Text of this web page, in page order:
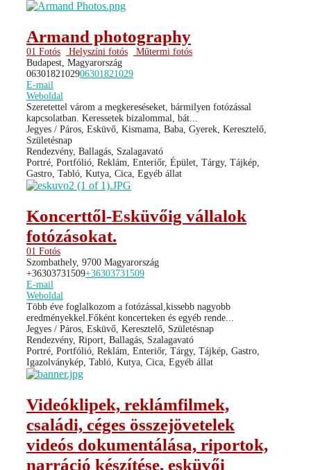
Armand photography
01 Fotós Helyszíni fotós
Műtermi fotós
Budapest, Magyarország
0630182102906301821029
E-mail
Weboldal
Szeretettel várom a megkereséseket, bármilyen fotózással
kapcsolatban. Keressetek bizalommal, bát...
Jegyes / Páros, Esküvő, Kismama, Baba, Gyerek, Keresztelő,
Születésnap
Rendezvény, Ballagás, Szalagavató
Portré, Portfólió, Reklám, Enteriőr, Épület, Tárgy, Tájkép,
Gastro, Tabló, Kutya, Cica, Egyéb állat
Koncerttől-Esküvőig vállalok
fotózásokat.
01 Fotós
Szombathely, 9700 Magyarország
+36303731509+36303731509
E-mail
Weboldal
Több éve foglalkozom a fotózással,kissebb nagyobb
eredményekkel.Főként koncerteken és egyéb rende...
Jegyes / Páros, Esküvő, Keresztelő, Születésnap
Rendezvény, Riport, Ballagás, Szalagavató
Portré, Portfólió, Reklám, Enteriőr, Tárgy, Tájkép, Gastro,
Igazolványkép, Tabló, Kutya, Cica, Egyéb állat
Videóklipek, reklámfilmek,
családi, céges összejövetelek
videós dokumentálása, riportok,
narráció készítése, esküvői